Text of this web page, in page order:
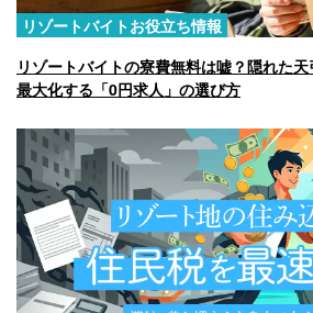
リゾートバイトお役立ち情報
リゾートバイトの寮費無料は嘘？隠れた
最大化する「0円求人」の選び方